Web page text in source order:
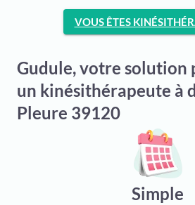
VOUS ÊTES
Gudule, votre solution
un kinésithérapeute à
Pleure 39120
Simple